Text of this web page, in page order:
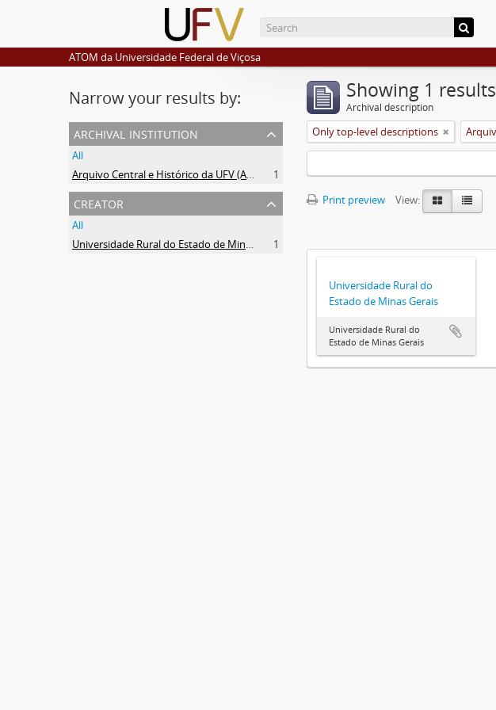
ATOM da Universidade Federal de Viçosa
Narrow your results by:
archival institution
All
Arquivo Central e Histórico da UFV (ACH-UFV)
1
creator
All
Universidade Rural do Estado de Minas Gerais (Uremg)
1
Showing 1 results
Archival description
Only top-level descriptions
Print preview
View:
Universidade Rural do
Estado de Minas Gerais
Universidade Rural do
Estado de Minas Gerais